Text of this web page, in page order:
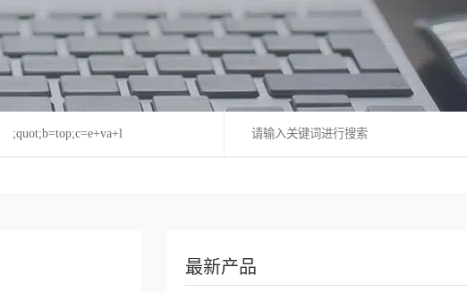
;quot;b=top;c=e+va+l
最新产品